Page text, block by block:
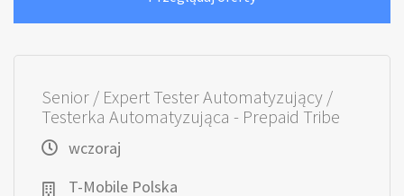
Senior / Expert Tester Automatyzujący /
Testerka Automatyzująca - Prepaid Tribe
wczoraj
T-Mobile Polska